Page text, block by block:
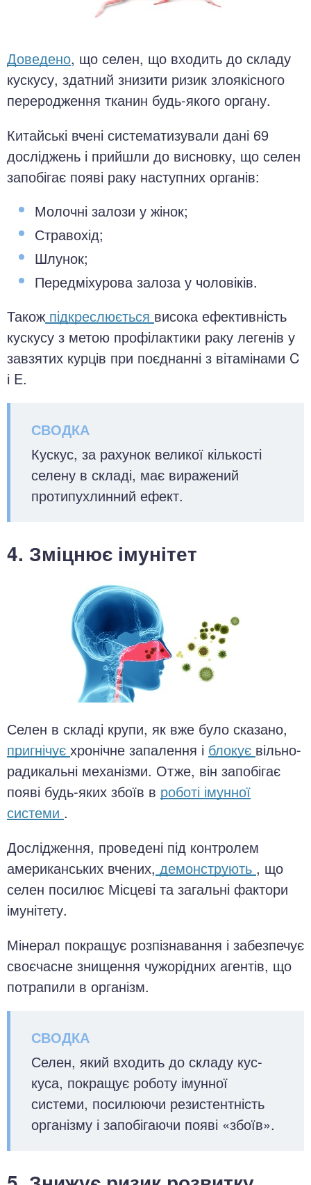
Доведено, що селен, що входить до складу
кускусу, здатний знизити ризик злоякісного
переродження тканин будь-якого органу.
Китайські вчені систематизували дані 69
досліджень і прийшли до висновку, що селен
запобігає появі раку наступних органів:
Молочні залози у жінок;
Стравохід;
Шлунок;
Передміхурова залоза у чоловіків.
Також підкреслюється висока ефективність
кускусу з метою профілактики раку легенів у
завзятих курців при поєднанні з вітамінами C
і E.
Кускус, за рахунок великої кількості
селену в складі, має виражений
протипухлинний ефект.
4. Зміцнює імунітет
Селен в складі крупи, як вже було сказано,
пригнічує хронічне запалення і блокує вільно-
радикальні механізми. Отже, він запобігає
появі будь-яких збоїв в роботі імунної
системи .
Дослідження, проведені під контролем
американських вчених, демонструють , що
селен посилює Місцеві та загальні фактори
імунітету.
Мінерал покращує розпізнавання і забезпечує
своєчасне знищення чужорідних агентів, що
потрапили в організм.
Селен, який входить до складу кус-
куса, покращує роботу імунної
системи, посилюючи резистентність
організму і запобігаючи появі «збоїв».